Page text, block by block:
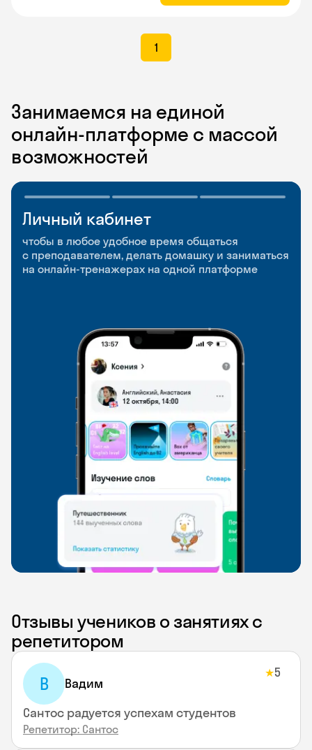
1
Занимаемся на единой
онлайн-платформе с массой
возможностей
Личный кабинет
чтобы в любое удобное время общаться
с преподавателем, делать домашку и заниматься
на онлайн-тренажерах на одной платформе
Мобильное
приложение
чтобы заниматься и изучать новые слова где
и когда удобно
Разговорные клубы
и Talks
Групповые занятия для разговорной практики
и индивидуальные встречи с преподавателями
Отзывы учеников о занятиях с
репетитором
В Вадим
★5
Сантос радуется успехам студентов
Репетитор: Сантос